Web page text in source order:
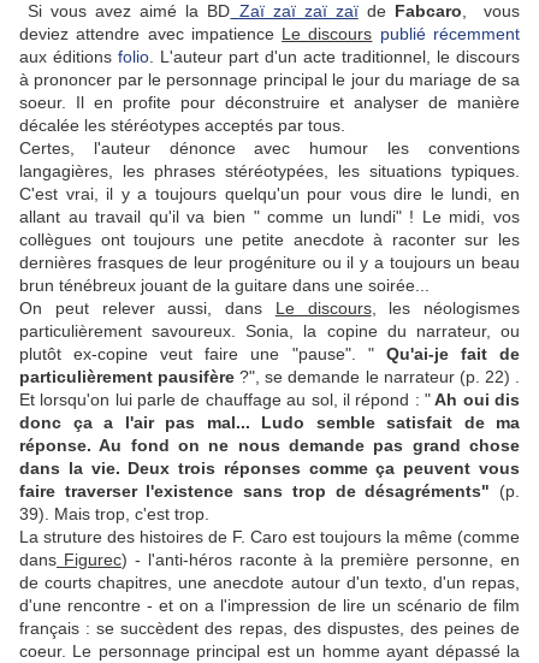
Si vous avez aimé la BD Zaï zaï zaï zaïde Fabcaro , vous
deviez attendre avec impatience Le discours publié récemment
aux éditions folio . L'auteur part d'un acte traditionnel, le discours
à prononcer par le personnage principal le jour du mariage de sa
soeur. Il en profite pour déconstruire et analyser de manière
décalée les stéréotypes acceptés par tous.
Certes, l'auteur dénonce avec humour les conventions
langagières, les phrases stéréotypées, les situations typiques.
C'est vrai, il y a toujours quelqu'un pour vous dire le lundi, en
allant au travail qu'il va bien " comme un lundi" ! Le midi, vos
collègues ont toujours une petite anecdote à raconter sur les
dernières frasques de leur progéniture ou il y a toujours un beau
brun ténébreux jouant de la guitare dans une soirée...
On peut relever aussi, dans Le discours, les néologismes
particulièrement savoureux. Sonia, la copine du narrateur, ou
plutôt ex-copine veut faire une "pause". " Qu'ai-je fait de
particulièrement pausifère ?", se demande le narrateur (p. 22) .
Et lorsqu'on lui parle de chauffage au sol, il répond : "Ah oui dis
donc ça a l'air pas mal... Ludo semble satisfait de ma
réponse. Au fond on ne nous demande pas grand chose
dans la vie. Deux trois réponses comme ça peuvent vous
faire traverser l'existence sans trop de désagréments" (p.
39). Mais trop, c'est trop.
La struture des histoires de F. Caro est toujours la même (comme
dans Figurec) - l'anti-héros raconte à la première personne, en
de courts chapitres, une anecdote autour d'un texto, d'un repas,
d'une rencontre - et on a l'impression de lire un scénario de film
français : se succèdent des repas, des dispustes, des peines de
coeur. Le personnage principal est un homme ayant dépassé la